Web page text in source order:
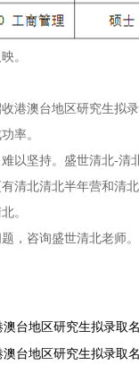
。
港澳台地区研究生
率。
以坚持。盛世清北-
清北清北半年营和清
。
，咨询盛世清北老师。
台地区研究生拟录取
台地区研究生拟录取